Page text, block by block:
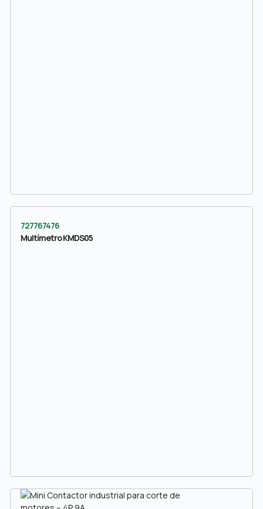
727767476
Multímetro KMDS05